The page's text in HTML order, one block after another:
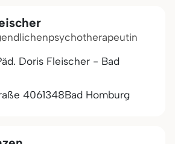
Doris Fleischer - Bad
4061348Bad Homburg